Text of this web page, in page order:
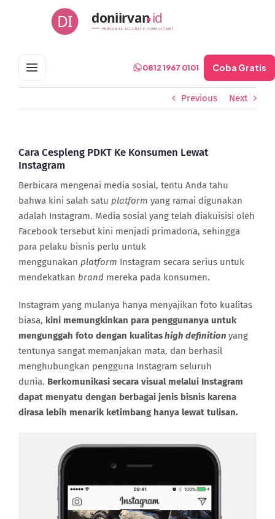
DI doniirvanid
PERSONAL ACCURATE CONSULTANT
0812 1967 0101 Coba Gratis
Previous Next
Cara Cespleng PDKT Ke Konsumen Lewat
Instagram
Berbicara mengenai media sosial, tentu Anda tahu
bahwa kini salah satu platform yang ramai digunakan
adalah Instagram. Media sosial yang telah diakuisisi oleh
Facebook tersebut kini menjadi primadona, sehingga
para pelaku bisnis perlu untuk
menggunakan platform Instagram secara serius untuk
mendekatkan brand mereka pada konsumen.
Instagram yang mulanya hanya menyajikan foto kualitas
biasa, kini memungkinkan para penggunanya untuk
mengunggah foto dengan kualitashigh definition yang
tentunya sangat memanjakan mata, dan berhasil
menghubungkan pengguna Instagram seluruh
dunia. Berkomunikasi secara visual melalui Instagram
dapat menyatu dengan berbagai jenis bisnis karena
dirasa lebih menarik ketimbang hanya lewat tulisan.